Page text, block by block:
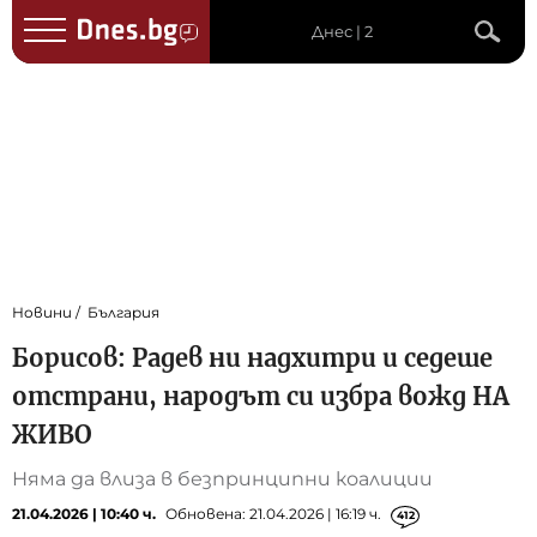
Днес | 2
Новини България
Борисов: Радев ни надхитри и седеше
отстрани, народът си избра вожд НА
ЖИВО
Няма да влиза в безпринципни коалиции
21.04.2026 | 10:40 ч. Обновена: 21.04.2026 | 16:19 ч. 412